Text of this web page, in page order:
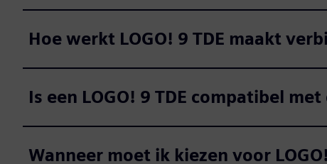
Hoe werkt LOGO! 9 TDE maakt
Is een LOGO! 9 TDE compatibel
Wanneer moet ik kiezen voor